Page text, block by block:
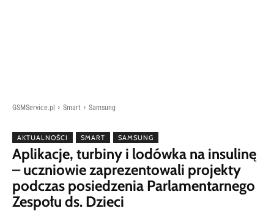
GSMService.pl Smart Samsung
AKTUALNOŚCI SMART SAMSUNG
Aplikacje, turbiny i lodówka na insulinę
– uczniowie zaprezentowali projekty
podczas posiedzenia Parlamentarnego
Zespołu ds. Dzieci